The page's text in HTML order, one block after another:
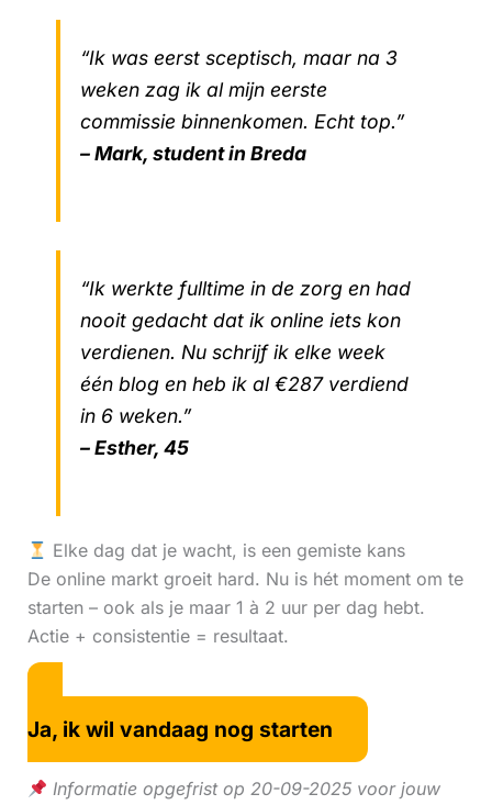
“Ik was eerst sceptisch, maar na 3
weken zag ik al mijn eerste
commissie binnenkomen. Echt top.”
– Mark, student in Breda
“Ik werkte fulltime in de zorg en had
nooit gedacht dat ik online iets kon
verdienen. Nu schrijf ik elke week
één blog en heb ik al €287 verdiend
in 6 weken.”
– Esther, 45
Elke dag dat je wacht, is een gemiste kans
De online markt groeit hard. Nu is hét moment om te
starten – ook als je maar 1 à 2 uur per dag hebt.
Actie + consistentie = resultaat.
Ja, ik wil vandaag nog starten
Informatie opgefrist op 20-09-2025 voor jouw